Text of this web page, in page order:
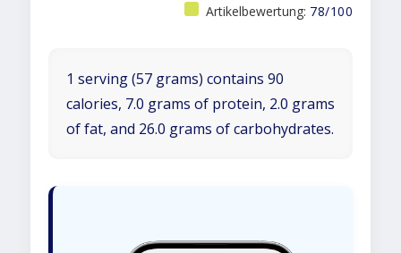
Artikelbewertung: 78/100
1 serving (57 grams) contains 90
calories, 7.0 grams of protein, 2.0 grams
of fat, and 26.0 grams of carbohydrates.